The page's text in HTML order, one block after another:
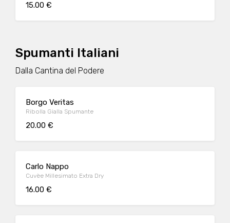
pulita. La freschezza apportata dal coriandolo e dal luppolo
15.00 €
Spumanti Italiani
Dalla Cantina del Podere
Borgo Veritas
Ribolla Gialla Spumante
20.00 €
Carlo Nappo
Cuvèe Millesimato Extra Dry
16.00 €